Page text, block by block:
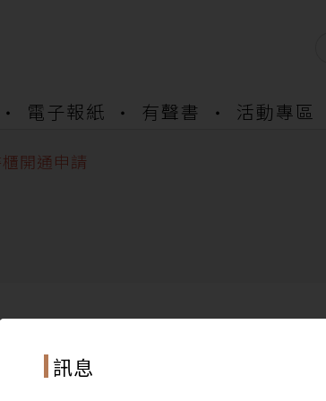
電子報紙 有聲書 活動專區
訊息
合併結果查詢
開通申請